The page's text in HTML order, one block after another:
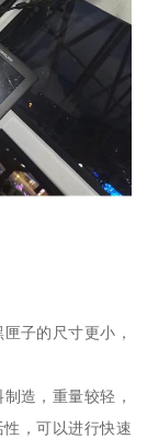
子的尺寸更小，
造，重量较轻，
，可以进行快速